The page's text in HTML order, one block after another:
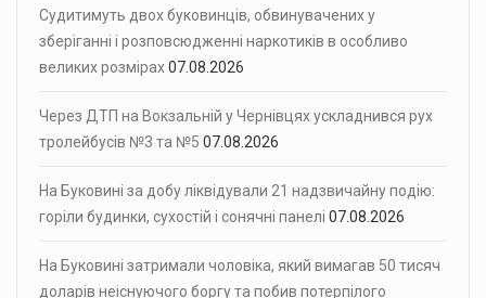
Судитимуть двох буковинців, обвинувачених у
зберіганні і розповсюдженні наркотиків в особливо
великих розмірах07.08.2026
Через ДТП на Вокзальній у Чернівцях ускладнився рух
тролейбусів №3 та №5 07.08.2026
На Буковині за добу ліквідували 21 надзвичайну подію:
горіли будинки, сухостій і сонячні панелі 07.08.2026
На Буковині затримали чоловіка, який вимагав 50 тисяч
доларів неіснуючого боргу та побив потерпілого